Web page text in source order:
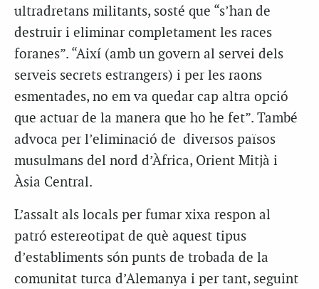
ultradretans militants, sosté que “s’han de
destruir i eliminar completament les races
foranes”. “Així (amb un govern al servei dels
serveis secrets estrangers) i per les raons
esmentades, no em va quedar cap altra opció
que actuar de la manera que ho he fet”. També
advoca per l’eliminació de diversos països
musulmans del nord d’Àfrica, Orient Mitjà i
Àsia Central.
L’assalt als locals per fumar xixa respon al
patró estereotipat de què aquest tipus
d’establiments són punts de trobada de la
comunitat turca d’Alemanya i per tant, seguint